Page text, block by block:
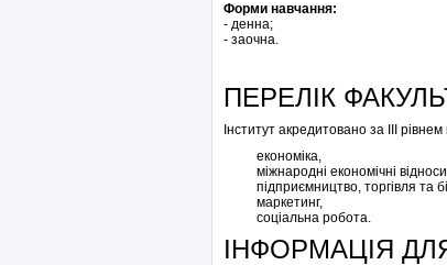
Форми навчання:
- денна;
- заочна.
ПЕРЕЛІК
Інститут акредитовано за ІІІ
економіка,
міжнародні економічні
підприємництво, торгівля та
маркетинг,
соціальна робота.
ІНФОРМАЦІЯ